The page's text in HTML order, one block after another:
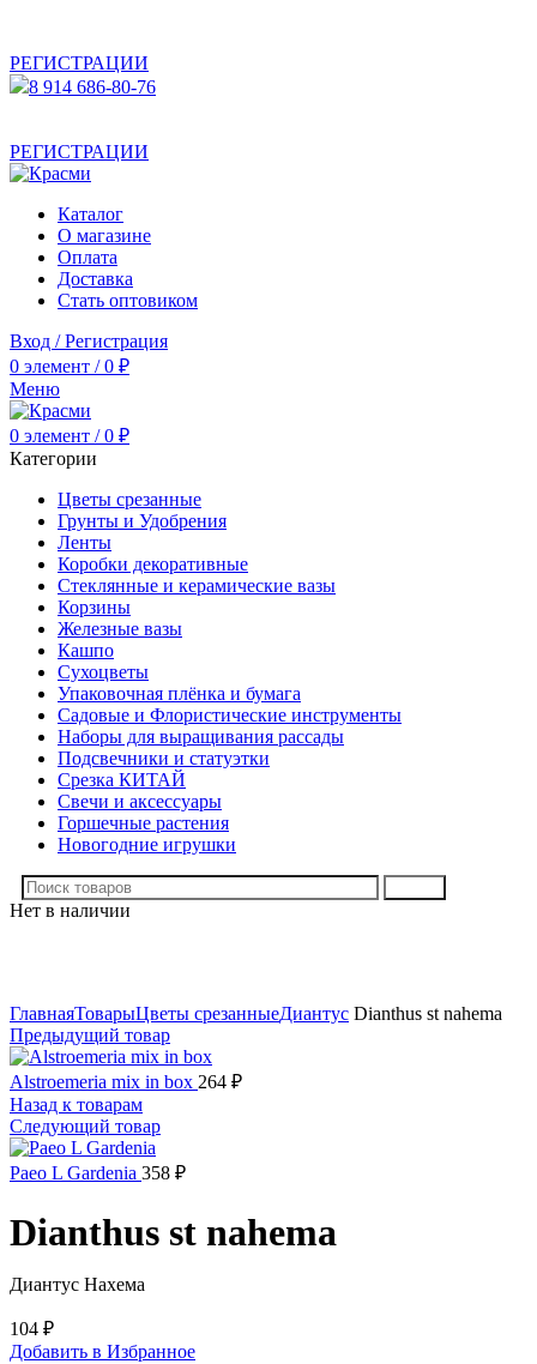
РЕГИСТРАЦИИ
8 914 686-80-76
РЕГИСТРАЦИИ
Каталог
О магазине
Оплата
Доставка
Стать оптовиком
Вход / Регистрация
0 элемент / 0 ₽
Меню
0 элемент / 0 ₽
Категории
Цветы срезанные
Грунты и Удобрения
Ленты
Коробки декоративные
Стеклянные и керамические вазы
Корзины
Железные вазы
Кашпо
Сухоцветы
Упаковочная плёнка и бумага
Садовые и Флористические инструменты
Наборы для выращивания рассады
Подсвечники и статуэтки
Срезка КИТАЙ
Свечи и аксессуары
Горшечные растения
Новогодние игрушки
Нет в наличии
ГлавнаяТоварыЦветы срезанныеДиантус Dianthus st nahema
Предыдущий товар
Alstroemeria mix in box 264 ₽
Назад к товарам
Следующий товар
Paeo L Gardenia 358 ₽
Dianthus st nahema
Диантус Нахема
104 ₽
Добавить в Избранное